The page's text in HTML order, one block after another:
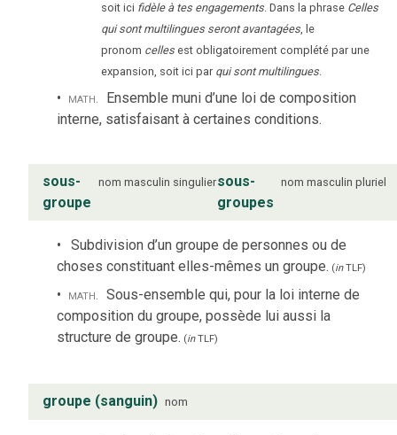
soit ici fidèle à tes engagements. Dans la phrase Celles
qui sont multilingues seront avantagées, le
pronom celles est obligatoirement complété par une
expansion, soit ici par qui sont multilingues.
math. Ensemble muni d’une loi de composition
interne, satisfaisant à certaines conditions.
sous-
groupe
nom masculin singuliersous-
groupes
nom masculin pluriel
Subdivision d’un groupe de personnes ou de
choses constituant elles-mêmes un groupe. (inTLF)
math. Sous-ensemble qui, pour la loi interne de
composition du groupe, possède lui aussi la
structure de groupe. (inTLF)
groupe (sanguin) nom